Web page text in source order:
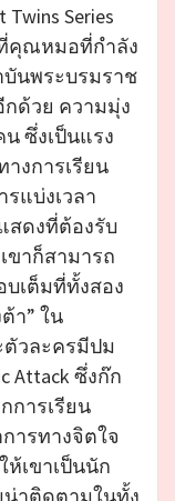
Series
ที่คุณหมอที่กำลัง
นพระบรมราช
ด้วย ความมุ่ง
ซึ่งเป็นแรง
งการเรียน
แบ่งเวลา
สดงที่ต้องรับ
ขาก็สามารถ
เต็มที่ทั้งสอง
า” ใน
ตัวละครมีปม
Attack ซึ่งก๊ก
การเรียน
ารทางจิตใจ
เขาเป็นนัก
าติดตามในทั้ง